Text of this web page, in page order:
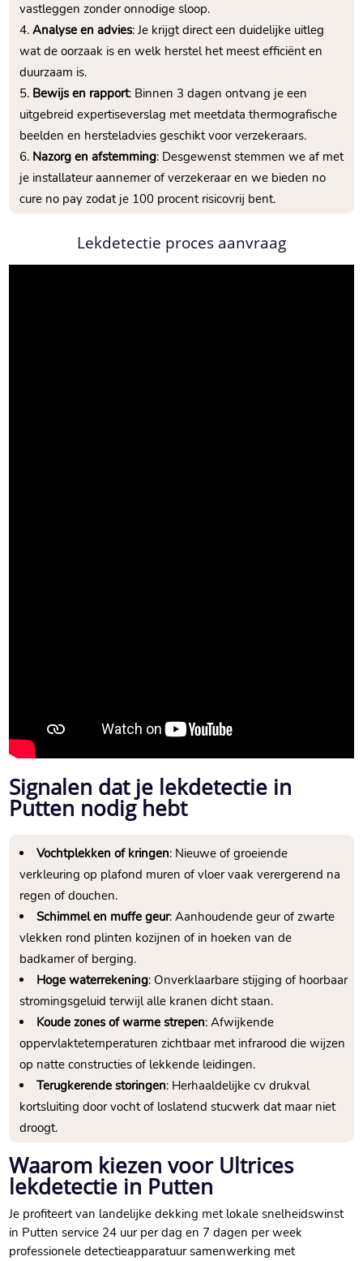
vastleggen zonder onnodige sloop.​
Analyse en advies: Je krijgt direct een duidelijke uitleg
wat de oorzaak is en welk herstel het meest efficiënt en
duurzaam is.​
Bewijs en rapport: Binnen 3 dagen ontvang je een
uitgebreid expertiseverslag met meetdata thermografische
beelden en hersteladvies geschikt voor verzekeraars.​
Nazorg en afstemming: Desgewenst stemmen we af met
je installateur aannemer of verzekeraar en we bieden no
cure no pay zodat je 100 procent risicovrij bent.​
Lekdetectie proces aanvraag
Signalen dat je lekdetectie in
Putten nodig hebt
Vochtplekken of kringen: Nieuwe of groeiende
verkleuring op plafond muren of vloer vaak verergerend na
regen of douchen.​
Schimmel en muffe geur: Aanhoudende geur of zwarte
vlekken rond plinten kozijnen of in hoeken van de
badkamer of berging.​
Hoge waterrekening: Onverklaarbare stijging of hoorbaar
stromingsgeluid terwijl alle kranen dicht staan.​
Koude zones of warme strepen: Afwijkende
oppervlaktetemperaturen zichtbaar met infrarood die wijzen
op natte constructies of lekkende leidingen.​
Terugkerende storingen: Herhaaldelijke cv drukval
kortsluiting door vocht of loslatend stucwerk dat maar niet
droogt.​
Waarom kiezen voor Ultrices
lekdetectie in Putten
Je profiteert van landelijke dekking met lokale snelheidswinst
in Putten service 24 uur per dag en 7 dagen per week
professionele detectieapparatuur samenwerking met